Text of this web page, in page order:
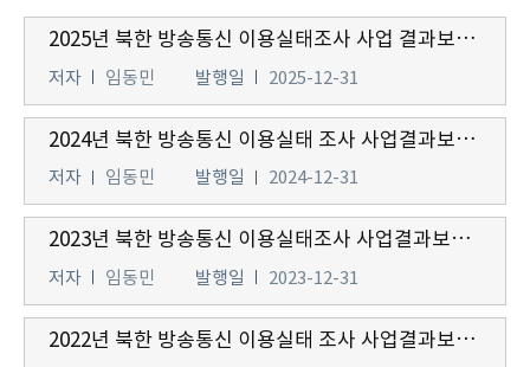
2025년 북한 방송통신 이용실태조사 사업 결과보고서
저자 임동민 발행일 2025-12-31
2024년 북한 방송통신 이용실태 조사 사업결과보고서
저자 임동민 발행일 2024-12-31
2023년 북한 방송통신 이용실태조사 사업결과보고서
저자 임동민 발행일 2023-12-31
2022년 북한 방송통신 이용실태 조사 사업결과보고서